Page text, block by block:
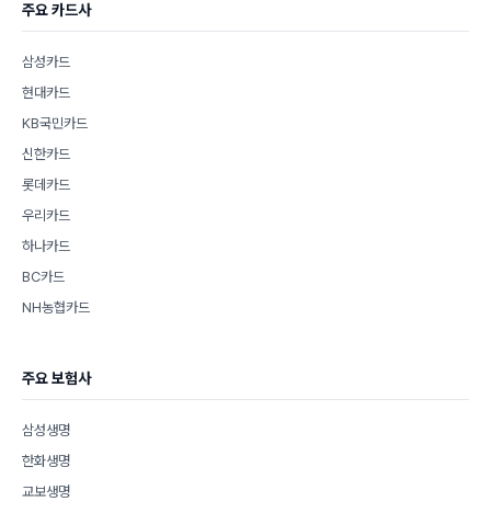
주요 카드사
삼성카드
현대카드
KB국민카드
신한카드
롯데카드
우리카드
하나카드
BC카드
NH농협카드
주요 보험사
삼성생명
한화생명
교보생명